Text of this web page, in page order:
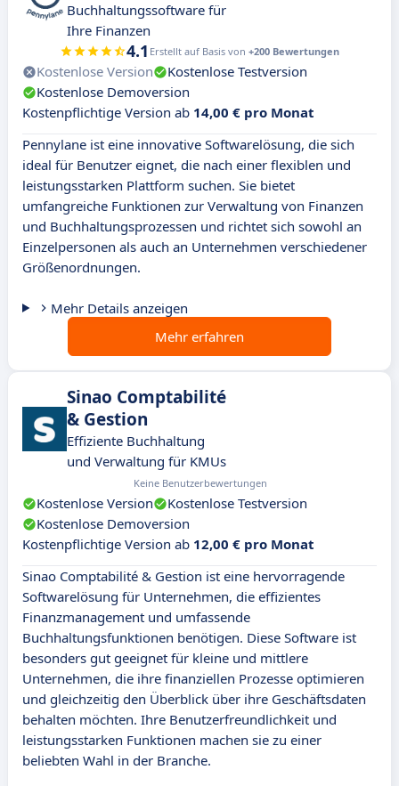
Buchhaltungssoftware für
Ihre Finanzen
4.1 Erstellt auf Basis von +200 Bewertungen
Kostenlose Version
Kostenlose Testversion
Kostenlose Demoversion
Kostenpflichtige Version ab 14,00 € pro Monat
Pennylane ist eine innovative Softwarelösung, die sich
ideal für Benutzer eignet, die nach einer flexiblen und
leistungsstarken Plattform suchen. Sie bietet
umfangreiche Funktionen zur Verwaltung von Finanzen
und Buchhaltungsprozessen und richtet sich sowohl an
Einzelpersonen als auch an Unternehmen verschiedener
Größenordnungen.
Mehr Details anzeigen
Mehr erfahren
Sinao Comptabilité
& Gestion
Effiziente Buchhaltung
und Verwaltung für KMUs
Keine Benutzerbewertungen
Kostenlose Version
Kostenlose Testversion
Kostenlose Demoversion
Kostenpflichtige Version ab 12,00 € pro Monat
Sinao Comptabilité & Gestion ist eine hervorragende
Softwarelösung für Unternehmen, die effizientes
Finanzmanagement und umfassende
Buchhaltungsfunktionen benötigen. Diese Software ist
besonders gut geeignet für kleine und mittlere
Unternehmen, die ihre finanziellen Prozesse optimieren
und gleichzeitig den Überblick über ihre Geschäftsdaten
behalten möchten. Ihre Benutzerfreundlichkeit und
leistungsstarken Funktionen machen sie zu einer
beliebten Wahl in der Branche.